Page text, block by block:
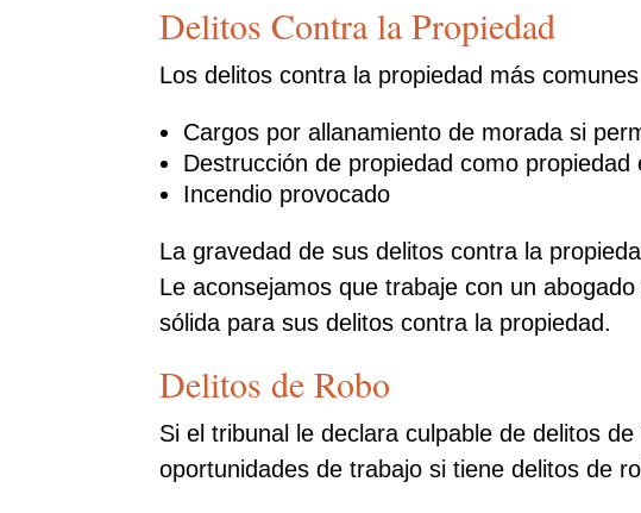
Delitos Contra la Propiedad
Los delitos contra la propiedad más
Cargos por allanamiento de morada si
Destrucción de propiedad como
Incendio provocado
La gravedad de sus delitos contra la
Le aconsejamos que trabaje con un
sólida para sus delitos contra la propiedad.
Delitos de Robo
Si el tribunal le declara culpable de delitos
oportunidades de trabajo si tiene delitos de